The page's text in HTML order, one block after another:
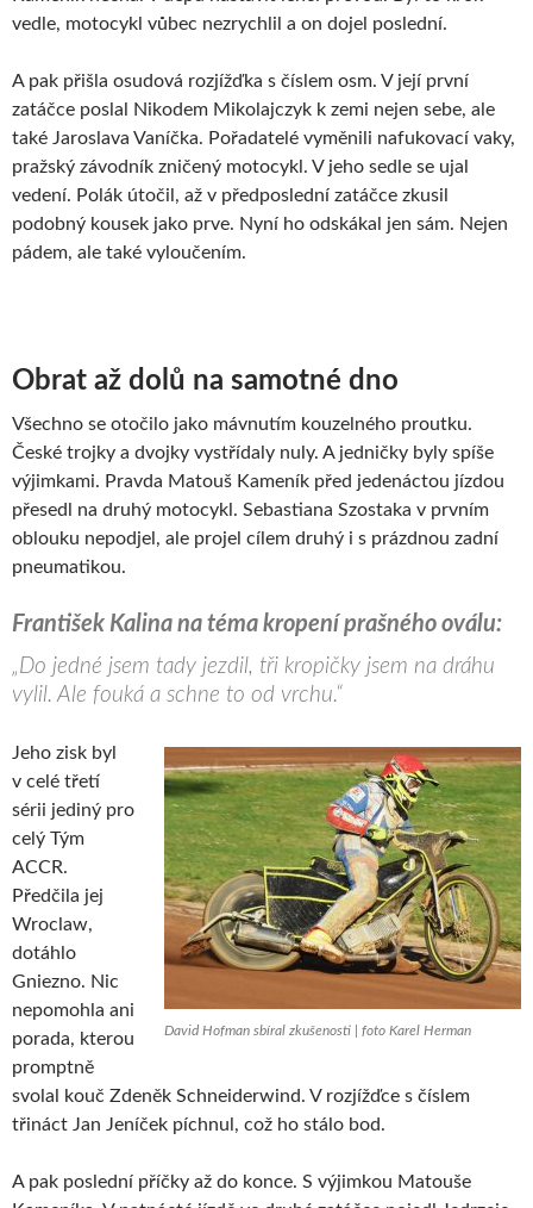
vedle, motocykl vůbec nezrychlil a on dojel poslední.
A pak přišla osudová rozjížďka s číslem osm. V její první
zatáčce poslal Nikodem Mikolajczyk k zemi nejen sebe, ale
také Jaroslava Vaníčka. Pořadatelé vyměnili nafukovací vaky,
pražský závodník zničený motocykl. V jeho sedle se ujal
vedení. Polák útočil, až v předposlední zatáčce zkusil
podobný kousek jako prve. Nyní ho odskákal jen sám. Nejen
pádem, ale také vyloučením.
Obrat až dolů na samotné dno
Všechno se otočilo jako mávnutím kouzelného proutku.
České trojky a dvojky vystřídaly nuly. A jedničky byly spíše
výjimkami. Pravda Matouš Kameník před jedenáctou jízdou
přesedl na druhý motocykl. Sebastiana Szostaka v prvním
oblouku nepodjel, ale projel cílem druhý i s prázdnou zadní
pneumatikou.
František Kalina na téma kropení prašného oválu:
„Do jedné jsem tady jezdil, tři kropičky jsem na dráhu
vylil. Ale fouká a schne to od vrchu.“
David Hofman sbíral zkušenosti | foto Karel Herman
Jeho zisk byl
v celé třetí
sérii jediný pro
celý Tým
ACCR.
Předčila jej
Wroclaw,
dotáhlo
Gniezno. Nic
nepomohla ani
porada, kterou
promptně
svolal kouč Zdeněk Schneiderwind. V rozjížďce s číslem
třináct Jan Jeníček píchnul, což ho stálo bod.
A pak poslední příčky až do konce. S výjimkou Matouše